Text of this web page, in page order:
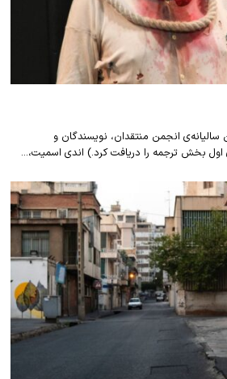
انجمن منتقدان، نویسندگان و
اول بخش ترجمه را دریافت کرد.) اندی اسمیت،…